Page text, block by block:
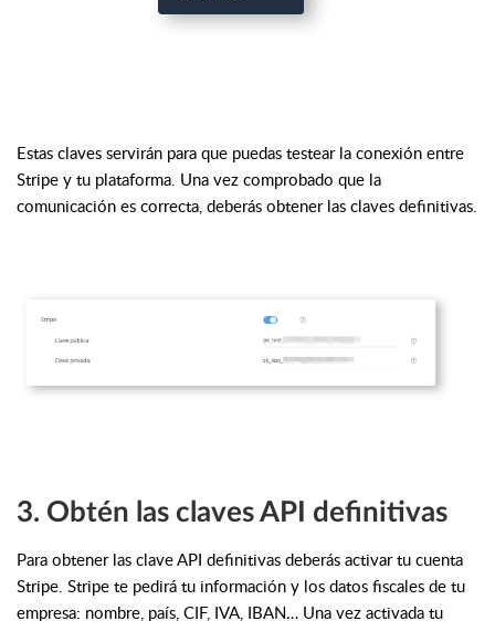
Estas claves servirán para que puedas testear la conexión entre
Stripe y tu plataforma. Una vez comprobado que la
comunicación es correcta, deberás obtener las claves definitivas.
3. Obtén las claves API definitivas
Para obtener las clave API definitivas deberás activar tu cuenta
Stripe. Stripe te pedirá tu información y los datos fiscales de tu
empresa: nombre, país, CIF, IVA, IBAN… Una vez activada tu